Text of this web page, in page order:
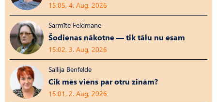
15:05, 4. Aug, 2026
Sarmīte Feldmane
Šodienas nākotne — tik tālu nu esam
15:02, 3. Aug, 2026
Sallija Benfelde
Cik mēs viens par otru zinām?
15:01, 2. Aug, 2026